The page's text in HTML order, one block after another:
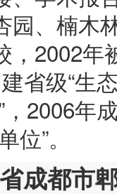
园、楠木
，2002年
省级“生
2006年
”。
成都市